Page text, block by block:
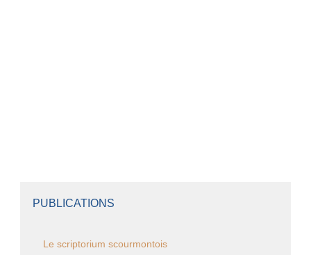
PUBLICATIONS
Le scriptorium scourmontois